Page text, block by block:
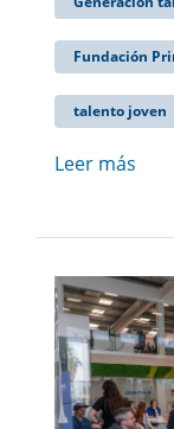
Fundación
talento joven
Leer más